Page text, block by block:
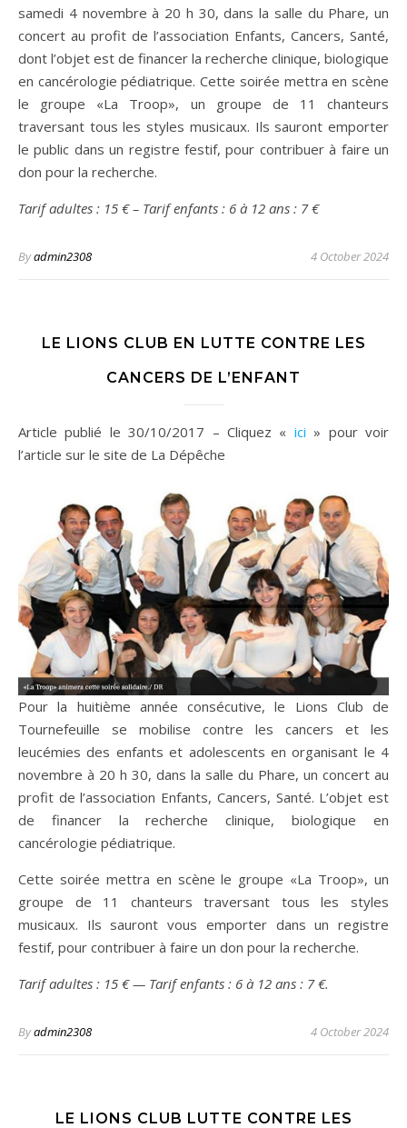
samedi 4 novembre à 20 h 30, dans la salle du Phare, un
concert au profit de l’association Enfants, Cancers, Santé,
dont l’objet est de financer la recherche clinique, biologique
en cancérologie pédiatrique. Cette soirée mettra en scène
le groupe «La Troop», un groupe de 11 chanteurs
traversant tous les styles musicaux. Ils sauront emporter
le public dans un registre festif, pour contribuer à faire un
don pour la recherche.
Tarif adultes : 15 € – Tarif enfants : 6 à 12 ans : 7 €
Byadmin2308 4 October 2024
LE LIONS CLUB EN LUTTE CONTRE LES
CANCERS DE L’ENFANT
Article publié le 30/10/2017 – Cliquez « ici » pour voir
l’article sur le site de La Dépêche
Pour la huitième année consécutive, le Lions Club de
Tournefeuille se mobilise contre les cancers et les
leucémies des enfants et adolescents en organisant le 4
novembre à 20 h 30, dans la salle du Phare, un concert au
profit de l’association Enfants, Cancers, Santé. L’objet est
de financer la recherche clinique, biologique en
cancérologie pédiatrique.
Cette soirée mettra en scène le groupe «La Troop», un
groupe de 11 chanteurs traversant tous les styles
musicaux. Ils sauront vous emporter dans un registre
festif, pour contribuer à faire un don pour la recherche.
Tarif adultes : 15 € — Tarif enfants : 6 à 12 ans : 7 €.
Byadmin2308 4 October 2024
LE LIONS CLUB LUTTE CONTRE LES